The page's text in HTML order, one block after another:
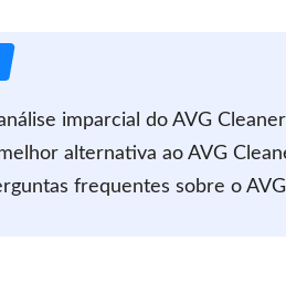
imparcial do AVG
alternativa ao AVG
frequentes sobre o